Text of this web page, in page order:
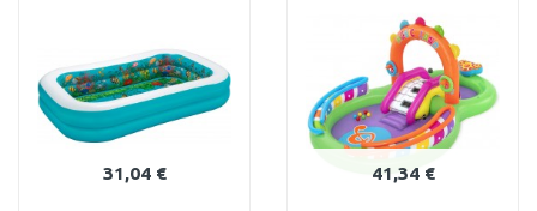
Vergleichen
31,04 € 41,34 €